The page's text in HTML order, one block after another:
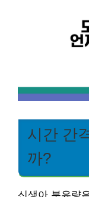
시간 간
까?